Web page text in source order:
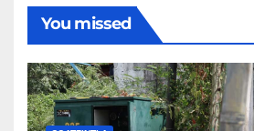
You missed